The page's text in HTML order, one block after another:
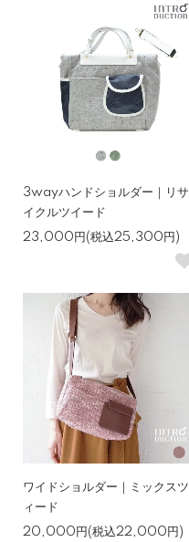
3wayハンドショルダー｜リサ
イクルツイード
23,000円(税込25,300円)
ワイドショルダー｜ミックスツ
ィード
20,000円(税込22,000円)